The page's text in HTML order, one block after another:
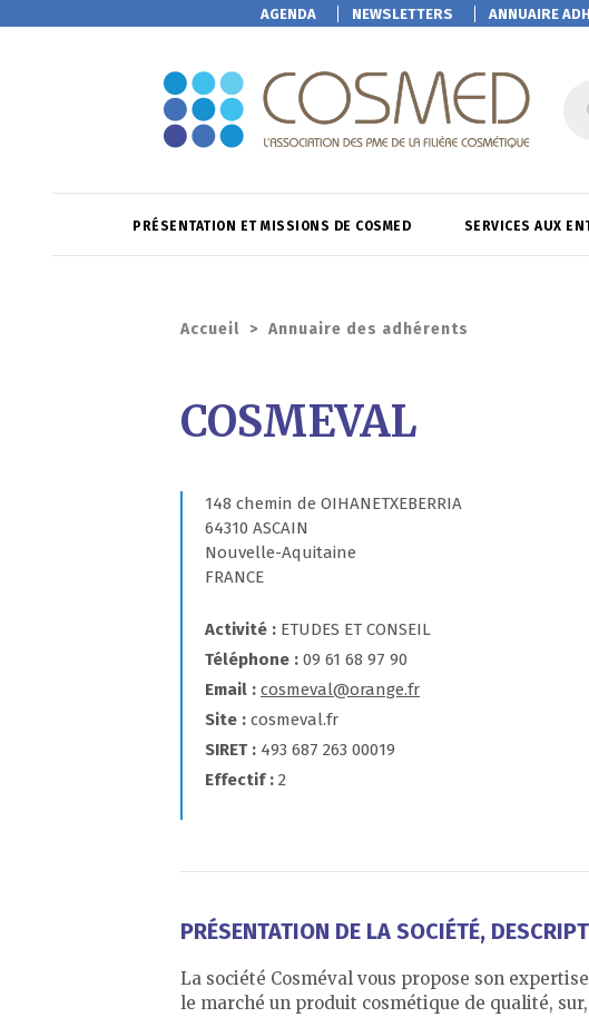
AGENDA NEWSLETTERS ANNUAIRE
PRÉSENTATION ET MISSIONS DE COSMED SERVICES AUX
Accueil > Annuaire des adhérents
COSMEVAL
148 chemin de OIHANETXEBERRIA
64310 ASCAIN
Nouvelle-Aquitaine
FRANCE
Activité
ETUDES ET CONSEIL
Téléphone
09 61 68 97 90
Email
cosmeval@orange.fr
Site
cosmeval.fr
SIRET
493 687 263 00019
Effectif
2
PRÉSENTATION DE LA SOCIÉTÉ,
La société Cosméval vous propose son
le marché un produit cosmétique de qualité,